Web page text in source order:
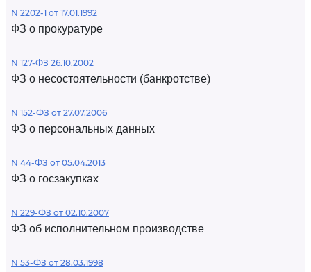
N 2202-1 от 17.01.1992
ФЗ о прокуратуре
N 127-ФЗ 26.10.2002
ФЗ о несостоятельности (банкротстве)
N 152-ФЗ от 27.07.2006
ФЗ о персональных данных
N 44-ФЗ от 05.04.2013
ФЗ о госзакупках
N 229-ФЗ от 02.10.2007
ФЗ об исполнительном производстве
N 53-ФЗ от 28.03.1998